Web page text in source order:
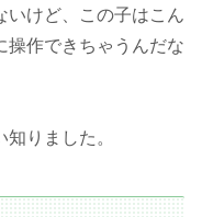
いけど、この子はこん
作できちゃうんだな
りました。